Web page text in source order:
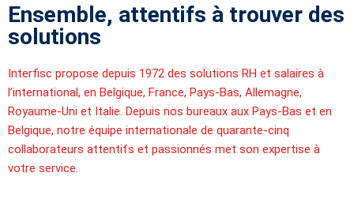
Ensemble, attentifs à trouver des
solutions
Interfisc propose depuis 1972 des solutions RH et salaires à
l’international, en Belgique, France, Pays-Bas, Allemagne,
Royaume-Uni et Italie. Depuis nos bureaux aux Pays-Bas et en
Belgique, notre équipe internationale de quarante-cinq
collaborateurs attentifs et passionnés met son expertise à
votre service.